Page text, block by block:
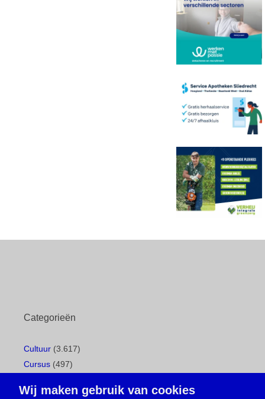
Categorieën
Cultuur (3.617)
Cursus (497)
Gemeentepagina(104)
Wij maken gebruik van cookies